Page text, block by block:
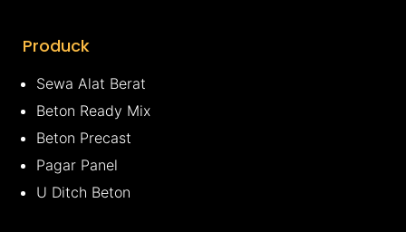
Produck
Sewa Alat Berat
Beton Ready Mix
Beton Precast
Pagar Panel
U Ditch Beton